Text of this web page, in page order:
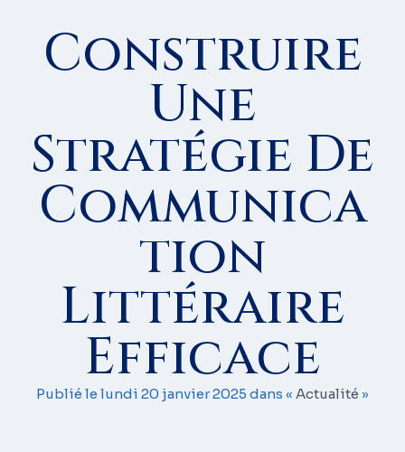
Construire
Une
Stratégie De
Communica
Tion
Littéraire
Efficace
Publié le lundi 20 janvier 2025 dans « Actualité »